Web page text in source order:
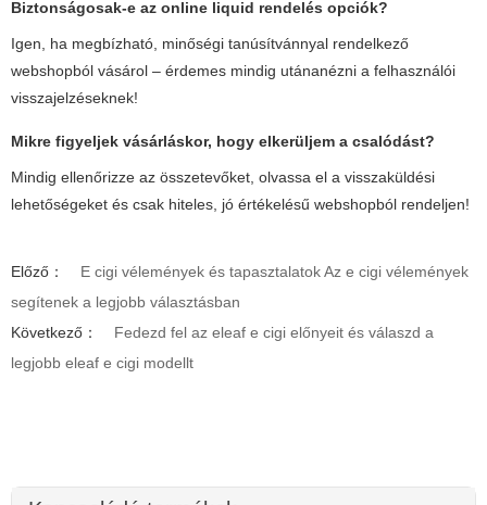
Biztonságosak-e az online liquid rendelés opciók?
Igen, ha megbízható, minőségi tanúsítvánnyal rendelkező
webshopból vásárol – érdemes mindig utánanézni a felhasználói
visszajelzéseknek!
Mikre figyeljek vásárláskor, hogy elkerüljem a csalódást?
Mindig ellenőrizze az összetevőket, olvassa el a visszaküldési
lehetőségeket és csak hiteles, jó értékelésű webshopból rendeljen!
Előző：
E cigi vélemények és tapasztalatok Az e cigi vélemények
segítenek a legjobb választásban
Következő：
Fedezd fel az eleaf e cigi előnyeit és válaszd a
legjobb eleaf e cigi modellt